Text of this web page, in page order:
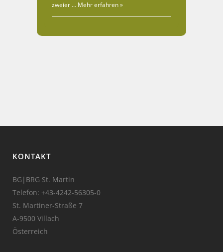
zweier … Mehr erfahren »
KONTAKT
BG|BRG St. Martin
Telefon: +43-4242-56305-0
St. Martiner-Straße 7
A-9500 Villach
Österreich